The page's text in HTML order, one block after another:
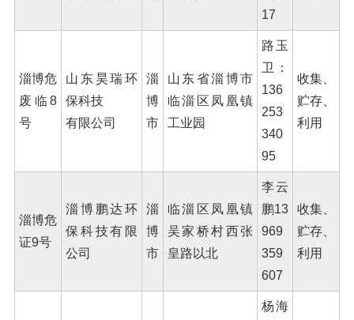
17
淄博危
废临8
号
山东昊瑞环
保科技
有限公司
淄
博
市
山东省淄博市
临淄区凤凰镇
工业园
路玉
卫：
136
253
340
95
收集、
贮存、
利用
淄博危
证9号
淄博鹏达环
保科技有限
公司
淄
博
市
临淄区凤凰镇
吴家桥村西张
皇路以北
李云
鹏13
969
359
607
收集、
贮存、
利用
杨海